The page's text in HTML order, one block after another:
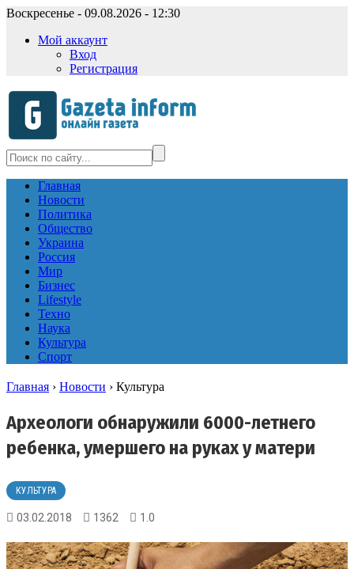
Воскресенье - 09.08.2026 - 12:30
Мой аккаунт
Вход
Регистрация
Главная
Новости
Политика
Общество
Украина
Россия
Мир
Бизнес
Lifestyle
Техно
Наука
Культура
Спорт
Главная › Новости › Культура
Археологи обнаружили 6000-летнего
ребенка, умершего на руках у матери
КУЛЬТУРА
03.02.2018 1362 1.0